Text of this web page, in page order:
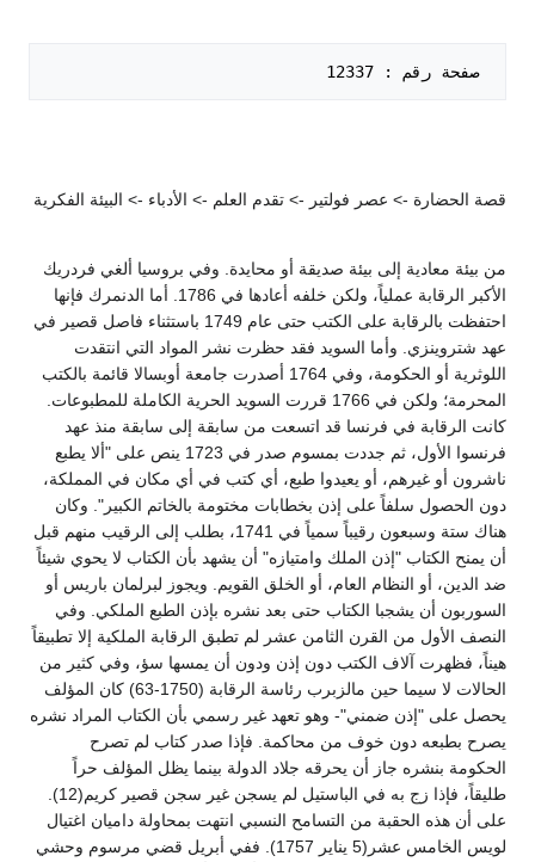
صفحة رقم : 12337
قصة الحضارة -> عصر فولتير -> تقدم العلم -> الأدباء -> البيئة الفكرية
من بيئة معادية إلى بيئة صديقة أو محايدة. وفي بروسيا ألغي فردريك
الأكبر الرقابة عملياً، ولكن خلفه أعادها في 1786. أما الدنمرك فإنها
احتفظت بالرقابة على الكتب حتى عام 1749 باستثناء فاصل قصير في
عهد شتروينزي. وأما السويد فقد حظرت نشر المواد التي انتقدت
اللوثرية أو الحكومة، وفي 1764 أصدرت جامعة أوبسالا قائمة بالكتب
المحرمة؛ ولكن في 1766 قررت السويد الحرية الكاملة للمطبوعات.
كانت الرقابة في فرنسا قد اتسعت من سابقة إلى سابقة منذ عهد
فرنسوا الأول، ثم جددت بمسوم صدر في 1723 ينص على "ألا يطبع
ناشرون أو غيرهم، أو يعيدوا طبع، أي كتب في أي مكان في المملكة،
دون الحصول سلفاً على إذن بخطابات مختومة بالخاتم الكبير". وكان
هناك ستة وسبعون رقيباً سمياً في 1741، بطلب إلى الرقيب منهم قبل
أن يمنح الكتاب "إذن الملك وامتيازه" أن يشهد بأن الكتاب لا يحوي شيئاً
ضد الدين، أو النظام العام، أو الخلق القويم. ويجوز لبرلمان باريس أو
السوربون أن يشجبا الكتاب حتى بعد نشره بإذن الطبع الملكي. وفي
النصف الأول من القرن الثامن عشر لم تطبق الرقابة الملكية إلا تطبيقاً
هيناً، فظهرت آلاف الكتب دون إذن ودون أن يمسها سؤ، وفي كثير من
الحالات لا سيما حين مالزبرب رئاسة الرقابة (1750-63) كان المؤلف
يحصل على "إذن ضمني"- وهو تعهد غير رسمي بأن الكتاب المراد نشره
يصرح بطبعه دون خوف من محاكمة. فإذا صدر كتاب لم تصرح
الحكومة بنشره جاز أن يحرقه جلاد الدولة بينما يظل المؤلف حراً
طليقاً، فإذا زج به في الباستيل لم يسجن غير سجن قصير كريم(12).
على أن هذه الحقبة من التسامح النسبي انتهت بمحاولة داميان اغتيال
لويس الخامس عشر(5 يناير 1757). ففي أبريل قضي مرسوم وحشي